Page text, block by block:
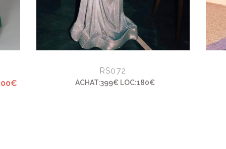
RS072
ACHAT:399€ LOC:180€